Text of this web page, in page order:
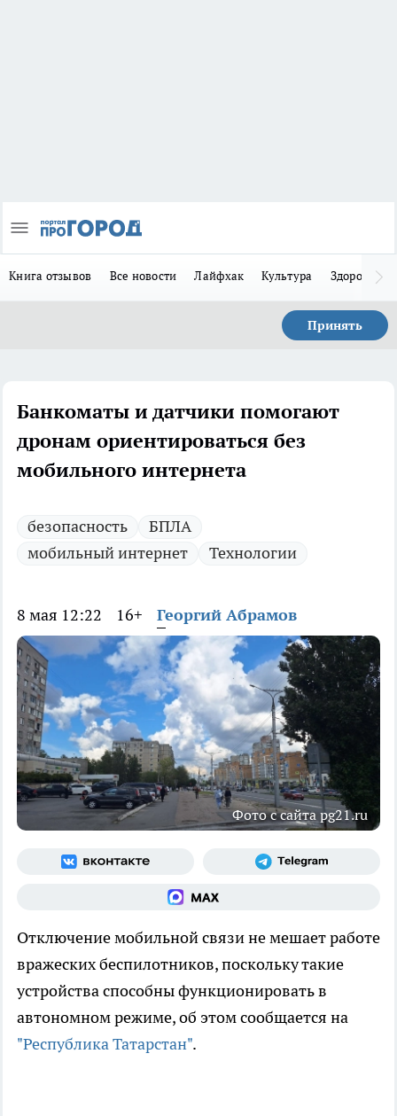
Книга отзывов Все новости Лайфхак Культура Здоровье
Принять
Банкоматы и датчики помогают
дронам ориентироваться без
мобильного интернета
безопасность
БПЛА
мобильный интернет
Технологии
8 мая 12:22 16+ Георгий Абрамов
Фото с сайта pg21.ru
Отключение мобильной связи не мешает работе
вражеских беспилотников, поскольку такие
устройства способны функционировать в
автономном режиме, об этом сообщается на
"Республика Татарстан".